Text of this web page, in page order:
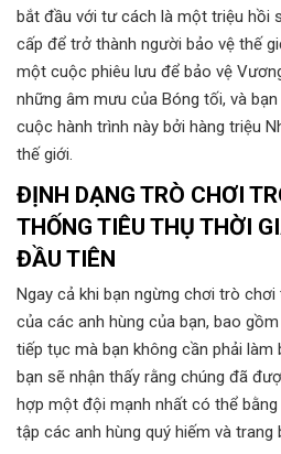
bắt đầu với tư cách là một triệu hồi
cấp để trở thành người bảo vệ thế
một cuộc phiêu lưu để bảo vệ
những âm mưu của Bóng tối, và
cuộc hành trình này bởi hàng triệu
thế giới.
ĐỊNH DẠNG TRÒ CHƠI
THỐNG TIÊU THỤ THỜI
ĐẦU TIÊN
Ngay cả khi bạn ngừng chơi trò
của các anh hùng của bạn, bao
tiếp tục mà bạn không cần phải làm
bạn sẽ nhận thấy rằng chúng đã
hợp một đội mạnh nhất có thể
tập các anh hùng quý hiếm và